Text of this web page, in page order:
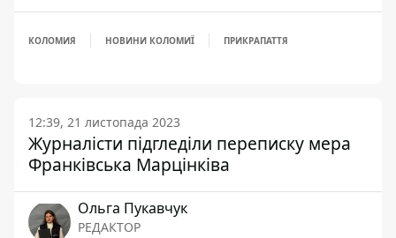
КОЛОМИЯ НОВИНИ КОЛОМИЇ ПРИКРАПАТТЯ
12:39, 21 листопада 2023
Журналісти підгледіли переписку мера
Франківська Марцінківа
Ольга Пукавчук
РЕДАКТОР